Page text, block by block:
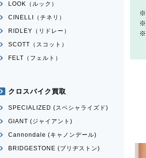
LOOK（ルック）
CINELLI（チネリ）
RIDLEY（リドレー）
SCOTT（スコット）
FELT（フェルト）
クロスバイク買取
SPECIALIZED (スペシャライズド)
GIANT (ジャイアント)
Cannondale (キャノンデール)
BRIDGESTONE (ブリヂストン)